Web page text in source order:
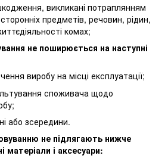
викликані потраплянням
предметів, речовин, рідин,
комах;
не поширюється на наступні
виробу на місці експлуатації;
споживача щодо
або зсередини.
не підлягають нижче
матеріали і аксесуари: